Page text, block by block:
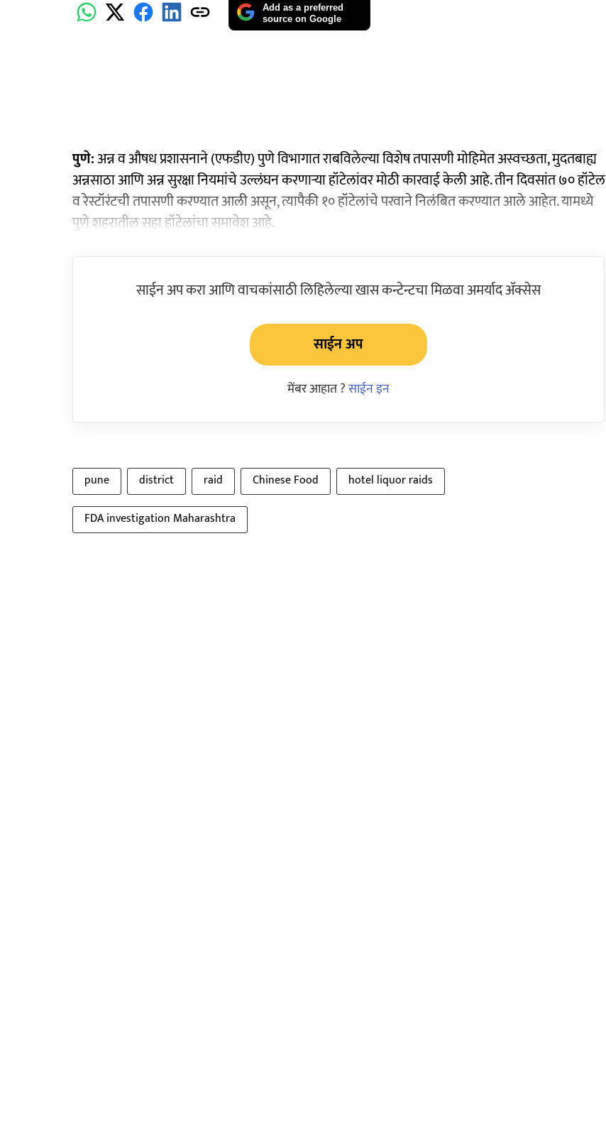
Add as a preferred
source on Google
पुणे:अन्न व औषध प्रशासनाने (एफडीए) पुणे विभागात राबविलेल्या विशेष तपासणी मोहिमेत अस्वच्छता, मुदतबाह्य
अन्नसाठा आणि अन्न सुरक्षा नियमांचे उल्लंघन करणाऱ्या हॉटेलांवर मोठी कारवाई केली आहे. तीन दिवसांत ७० हॉटेल
व रेस्टॉरंटची तपासणी करण्यात आली असून, त्यापैकी १० हॉटेलांचे परवाने निलंबित करण्यात आले आहेत. यामध्ये
पुणे शहरातील सहा हॉटेलांचा समावेश आहे.
साईन अप करा आणि वाचकांसाठी लिहिलेल्या खास कन्टेन्टचा मिळवा अमर्याद ॲक्सेस
साईन अप
मेंबर आहात ?साईन इन
pune district raid Chinese Food
hotel liquor raids
FDA investigation Maharashtra